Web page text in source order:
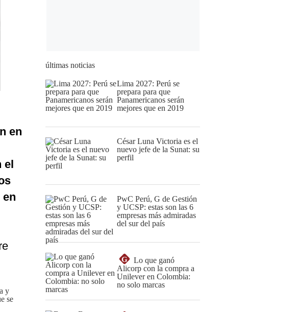
en
el
y
se
últimas noticias
Lima 2027: Perú se
prepara para que
Panamericanos serán
mejores que en 2019
César Luna Victoria es el
nuevo jefe de la Sunat: su
perfil
PwC Perú, G de Gestión
y UCSP: estas son las 6
empresas más admiradas
del sur del país
G
Lo que ganó
Alicorp con la compra a
Unilever en Colombia:
no solo marcas